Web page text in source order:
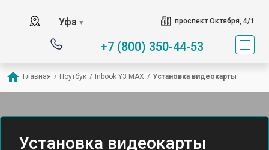
Уфа ▼ проспект Октября, 4/1
+7 (800) 350-44-53
Главная / Ноутбук / Inbook Y3 MAX / Установка видеокарты
Установка видеокарты